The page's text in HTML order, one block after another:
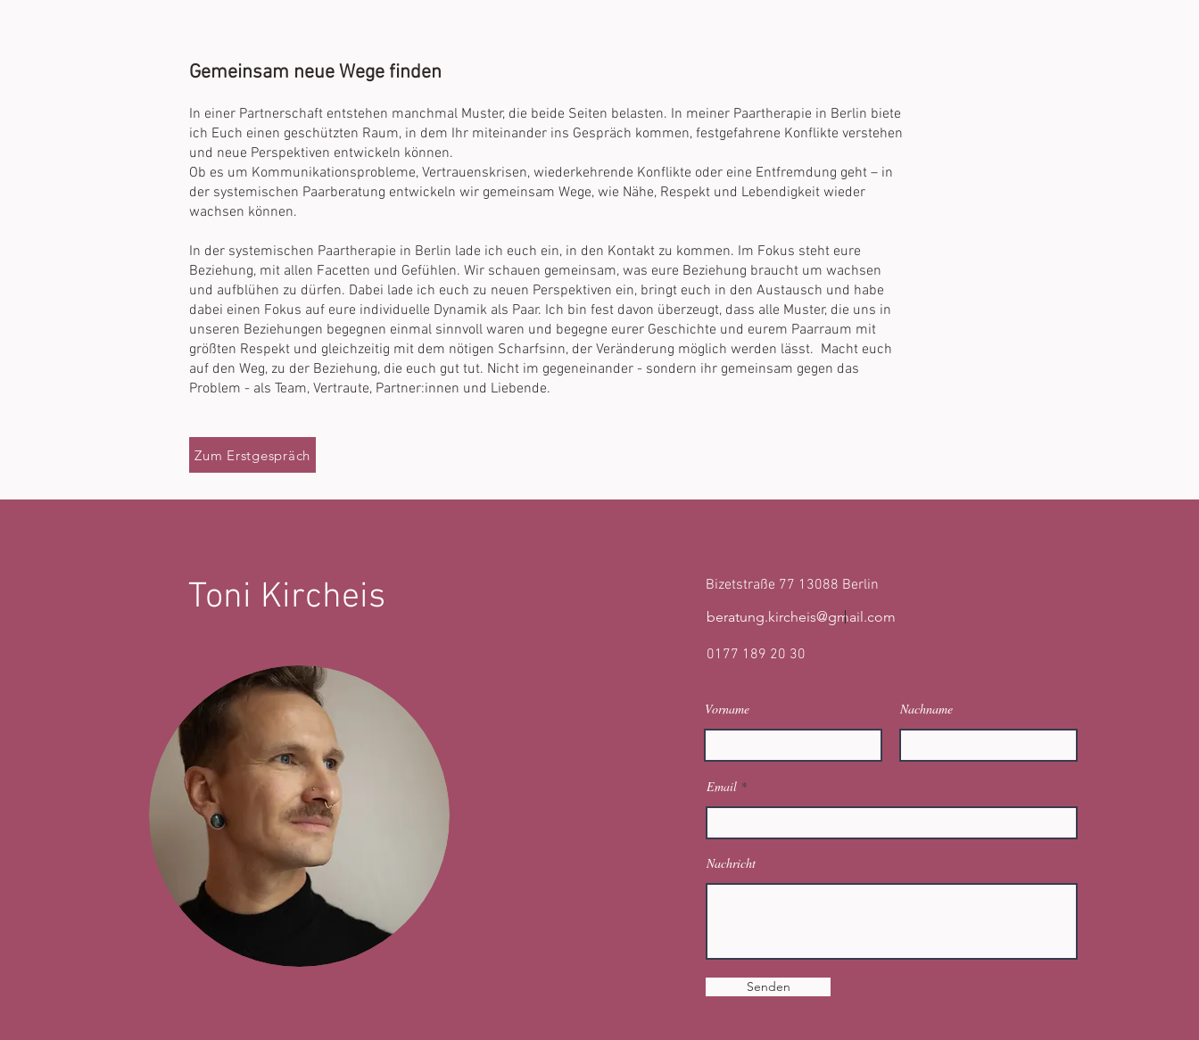
Gemeinsam neue Wege finden
In einer Partnerschaft entstehen manchmal Muster, die beide Seiten belasten. In meiner Paartherapie in Berlin biete
ich Euch einen geschützten Raum, in dem Ihr miteinander ins Gespräch kommen, festgefahrene Konflikte verstehen
und neue Perspektiven entwickeln können.
Ob es um Kommunikationsprobleme, Vertrauenskrisen, wiederkehrende Konflikte oder eine Entfremdung geht – in
der systemischen Paarberatung entwickeln wir gemeinsam Wege, wie Nähe, Respekt und Lebendigkeit wieder
wachsen können.
In der systemischen Paartherapie in Berlin lade ich euch ein, in den Kontakt zu kommen. Im Fokus steht eure
Beziehung, mit allen Facetten und Gefühlen. Wir schauen gemeinsam, was eure Beziehung braucht um wachsen
und aufblühen zu dürfen. Dabei lade ich euch zu neuen Perspektiven ein, bringt euch in den Austausch und habe
dabei einen Fokus auf eure individuelle Dynamik als Paar. Ich bin fest davon überzeugt, dass alle Muster, die uns in
unseren Beziehungen begegnen einmal sinnvoll waren und begegne eurer Geschichte und eurem Paarraum mit
größten Respekt und gleichzeitig mit dem nötigen Scharfsinn, der Veränderung möglich werden lässt. Macht euch
auf den Weg, zu der Beziehung, die euch gut tut. Nicht im gegeneinander - sondern ihr gemeinsam gegen das
Problem - als Team, Vertraute, Partner:innen und Liebende.
Zum Erstgespräch
Toni Kircheis Bizetstraße 77 13088 Berlin
beratung.kircheis@gmail.com
0177 189 20 30
Vorname Nachname
Email
Nachricht
Senden